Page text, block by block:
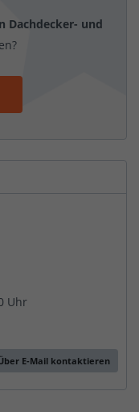
Dachdecker- und
E-Mail kontaktieren